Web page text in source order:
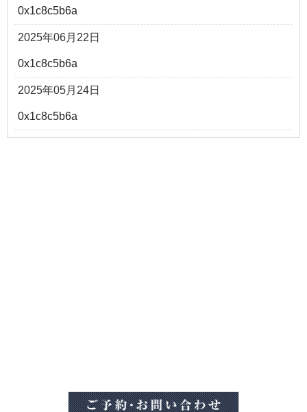
0x1c8c5b6a
2025年06月22日
0x1c8c5b6a
2025年05月24日
0x1c8c5b6a